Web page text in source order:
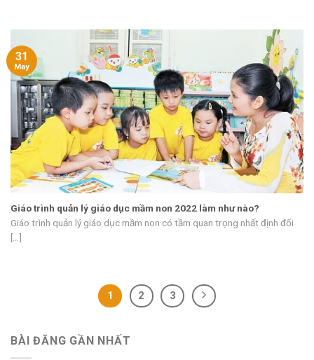
Giáo trình quản lý giáo dục mầm non 2022 làm như nào?
Giáo trình quản lý giáo dục mầm non có tầm quan trọng nhất định đối
[...]
31
May
1 2 3
BÀI ĐĂNG GẦN NHẤT